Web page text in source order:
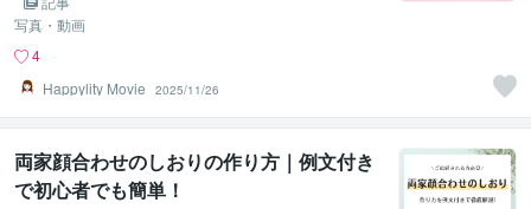
写真・動画
4
Happylity Movie
2025/11/26
両家顔合わせのしおりの作り方｜例文付き
で初心者でも簡単！